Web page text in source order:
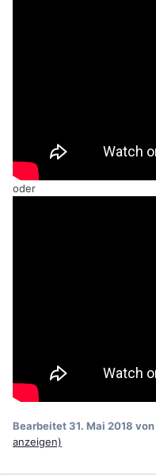
oder
Bearbeitet31. Mai 2018 von
anzeigen)